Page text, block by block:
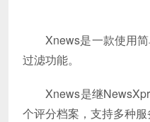
Xnews是一款使用简
过滤功能。
Xnews是继
个评分档案，支持多种